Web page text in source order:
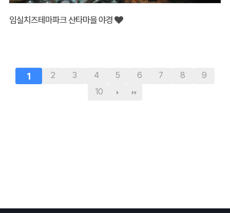
임실치즈테마파크 산타마을 야경
1 2 3 4 5 6 7 8
9
10